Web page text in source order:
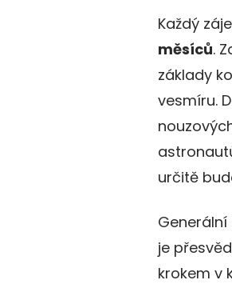
Každý
měsíců.
základy
vesmíru.
určitě
Generální
je
krokem v